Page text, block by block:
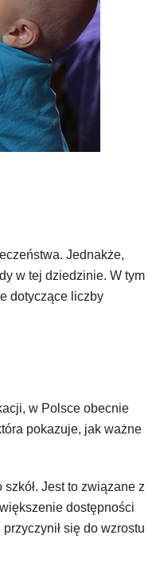
Jednakże,
w tej dziedzinie. W tym
dotyczące liczby
w Polsce obecnie
pokazuje, jak ważne
Jest to związane z
dostępności
się do wzrostu